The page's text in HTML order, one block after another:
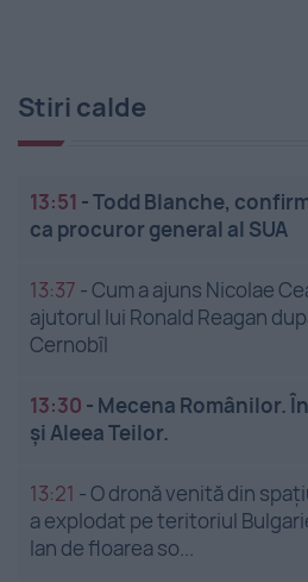
Stiri calde
13:51 -Todd Blanche,
ca procuror general al SUA
13:37 -Cum a ajuns Nicolae
ajutorul lui Ronald Reagan
Cernobîl
13:30 - Mecena Românilor.
și Aleea Teilor.
13:21 -O dronă venită din
a explodat pe teritoriul
lan de floarea so...